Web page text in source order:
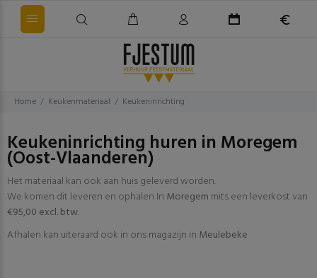
Home Keukenmateriaal Keukeninrichting
Keukeninrichting huren in Moregem
(Oost-Vlaanderen)
Het materiaal kan ook aan huis geleverd worden.
We komen dit leveren en ophalen In Moregem mits een leverkost van
€95,00 excl. btw.
Afhalen kan uiteraard ook in ons magazijn in Meulebeke